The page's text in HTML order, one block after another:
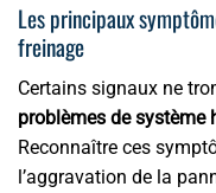
Les principaux
freinage
Certains signaux ne
problèmes de système
Reconnaître ces
l’aggravation de la